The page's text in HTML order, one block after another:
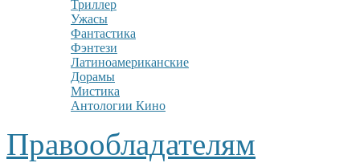
Триллер
Ужасы
Фантастика
Фэнтези
Латиноамериканские
Дорамы
Мистика
Антологии Кино
Правообладателям